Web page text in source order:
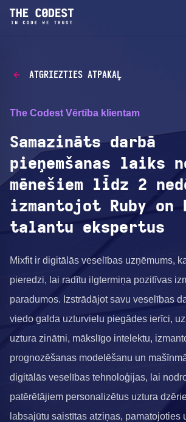
ATGRIEZTIES ATPAKAĻ
The Codest Vērtība klientam
Samazināts darbā
pieņemšanas laiks
mēnešiem līdz 2
izmantojot Ruby on
talantu ekspertus
Mixfit ir digitālās veselības uzņēmums,
pieredzi, lai radītu ilgtermiņa pozitīvas
paradumos. Izstrādājot savu veselības
viedo galda uzturvielu piegādes ierīci,
uztura zinātni, mākslīgo intelektu,
prognozēšanas modelēšanu un
digitālās veselības tehnoloģijas, lai
patērētājiem personalizētus uztura
labsajūtu saistītas atziņas, pamatojoties